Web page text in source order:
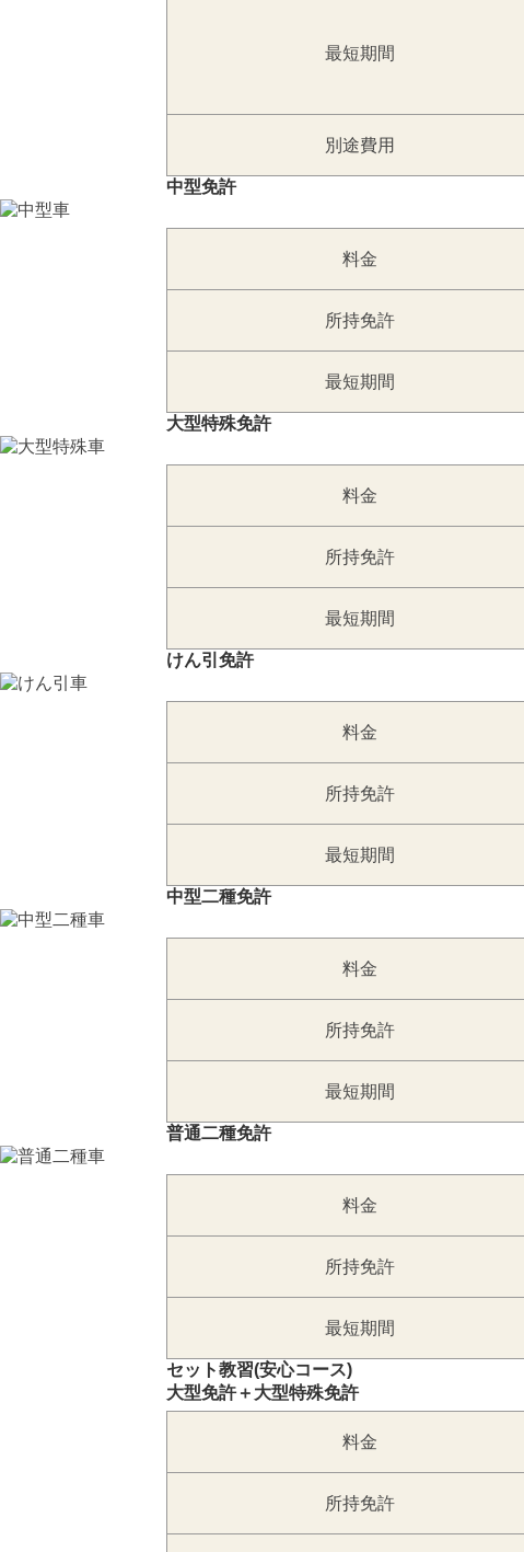
最短期間
別途費用
中型免許
料金
所持免許
最短期間
大型特殊免許
料金
所持免許
最短期間
けん引免許
料金
所持免許
最短期間
中型二種免許
料金
所持免許
最短期間
普通二種免許
料金
所持免許
最短期間
セット教習(安心コース)
大型免許＋大型特殊免許
料金
所持免許